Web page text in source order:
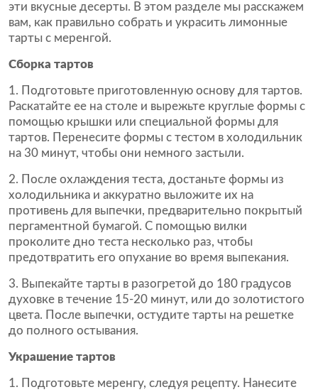
эти вкусные десерты. В этом разделе мы расскажем
вам, как правильно собрать и украсить лимонные
тарты с меренгой.
Сборка тартов
1. Подготовьте приготовленную основу для тартов.
Раскатайте ее на столе и вырежьте круглые формы с
помощью крышки или специальной формы для
тартов. Перенесите формы с тестом в холодильник
на 30 минут, чтобы они немного застыли.
2. После охлаждения теста, достаньте формы из
холодильника и аккуратно выложите их на
противень для выпечки, предварительно покрытый
пергаментной бумагой. С помощью вилки
проколите дно теста несколько раз, чтобы
предотвратить его опухание во время выпекания.
3. Выпекайте тарты в разогретой до 180 градусов
духовке в течение 15-20 минут, или до золотистого
цвета. После выпечки, остудите тарты на решетке
до полного остывания.
Украшение тартов
1. Подготовьте меренгу, следуя рецепту. Нанесите